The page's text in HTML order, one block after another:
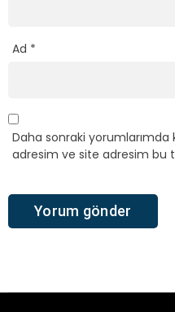
Ad *
Daha sonraki yorumlarımda
adresim ve site adresim bu